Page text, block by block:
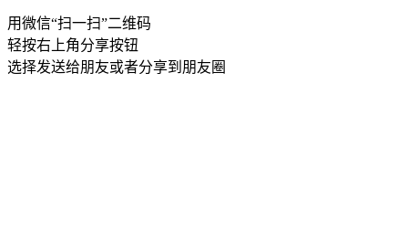
用微信“扫一扫”二维码
轻按右上角分享按钮
选择发送给朋友或者分享到朋友圈